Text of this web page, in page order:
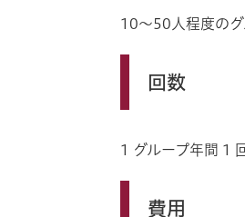
10〜50人程度の
回数
1 グループ年間 1
費用